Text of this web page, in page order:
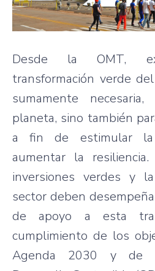
Desde la OMT,
transformación verde
sumamente
planeta, sino también
a fin de estimular la
aumentar la
inversiones verdes y
sector deben
de apoyo a esta
cumplimiento de los
Agenda 2030 y de